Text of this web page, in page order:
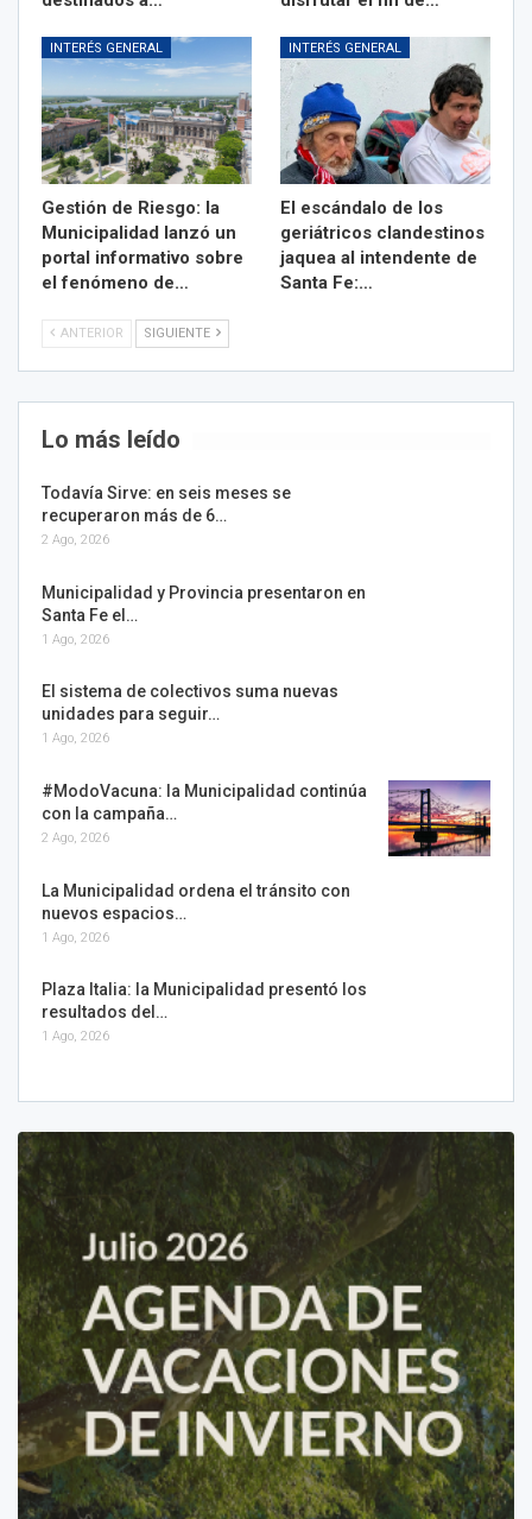
INTERÉS GENERAL
Gestión de Riesgo: la
Municipalidad lanzó un
portal informativo sobre
el fenómeno de…
INTERÉS GENERAL
El escándalo de los
geriátricos clandestinos
jaquea al intendente de
Santa Fe:…
ANTERIOR SIGUIENTE
Lo más leído
Todavía Sirve: en seis meses se
recuperaron más de 6…
2 Ago, 2026
Municipalidad y Provincia presentaron en
Santa Fe el…
1 Ago, 2026
El sistema de colectivos suma nuevas
unidades para seguir…
1 Ago, 2026
#ModoVacuna: la Municipalidad continúa
con la campaña…
2 Ago, 2026
La Municipalidad ordena el tránsito con
nuevos espacios…
1 Ago, 2026
Plaza Italia: la Municipalidad presentó los
resultados del…
1 Ago, 2026